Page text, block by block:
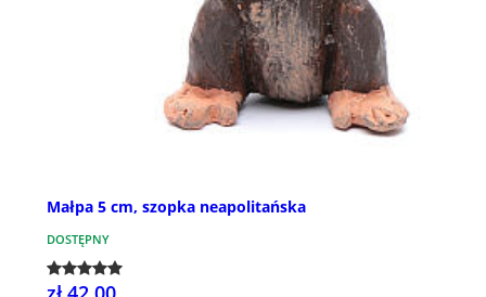
Małpa 5 cm, szopka neapolitańska
DOSTĘPNY